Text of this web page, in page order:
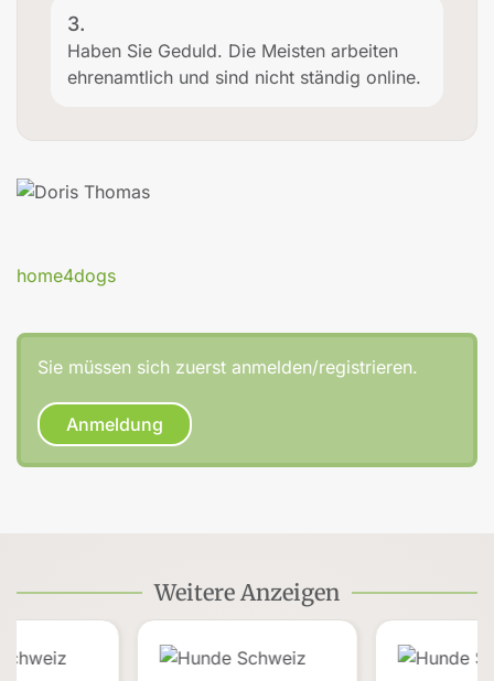
3.
Haben Sie Geduld. Die Meisten arbeiten
ehrenamtlich und sind nicht ständig online.
home4dogs
Sie müssen sich zuerst anmelden/registrieren.
Anmeldung
Weitere Anzeigen